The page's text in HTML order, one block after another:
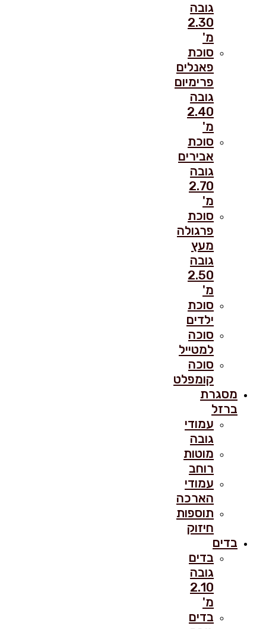
גובה
2.30
מ'
סוכת
פאנלים
פרימיום
גובה
2.40
מ'
סוכת
אבירים
גובה
2.70
מ'
סוכת
פרגולה
מעץ
גובה
2.50
מ'
סוכת
ילדים
סוכה
למטייל
סוכה
קומפלט
מסגרת
ברזל
עמודי
גובה
מוטות
רוחב
עמודי
הארכה
תוספות
חיזוק
בדים
בדים
גובה
2.10
מ'
בדים